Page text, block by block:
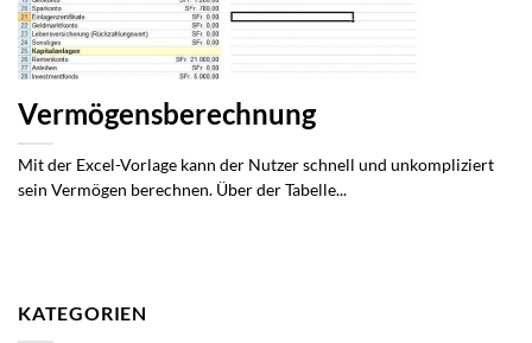
Vermögensberechnung
Mit der Excel-Vorlage kann der Nutzer schnell und unkompliziert
sein Vermögen berechnen. Über der Tabelle...
KATEGORIEN